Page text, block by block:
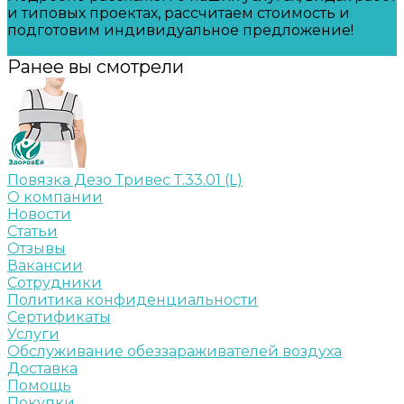
и типовых проектах, рассчитаем стоимость и
подготовим индивидуальное предложение!
Ранее вы смотрели
Повязка Дезо Тривес Т.33.01 (L)
О компании
Новости
Статьи
Отзывы
Вакансии
Сотрудники
Политика конфиденциальности
Сертификаты
Услуги
Обслуживание обеззараживателей воздуха
Доставка
Помощь